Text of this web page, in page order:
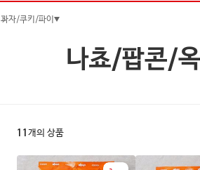
과자/쿠키/파이
나쵸/팝콘/
11 개의 상품